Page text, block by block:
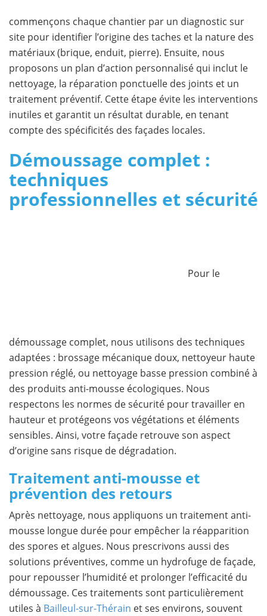
commençons chaque chantier par un diagnostic sur
site pour identifier l’origine des taches et la nature des
matériaux (brique, enduit, pierre). Ensuite, nous
proposons un plan d’action personnalisé qui inclut le
nettoyage, la réparation ponctuelle des joints et un
traitement préventif. Cette étape évite les interventions
inutiles et garantit un résultat durable, en tenant
compte des spécificités des façades locales.
Démoussage complet :
techniques
professionnelles et sécurité
Pour le
démoussage complet, nous utilisons des techniques
adaptées : brossage mécanique doux, nettoyeur haute
pression réglé, ou nettoyage basse pression combiné à
des produits anti-mousse écologiques. Nous
respectons les normes de sécurité pour travailler en
hauteur et protégeons vos végétations et éléments
sensibles. Ainsi, votre façade retrouve son aspect
d’origine sans risque de dégradation.
Traitement anti-mousse et
prévention des retours
Après nettoyage, nous appliquons un traitement anti-
mousse longue durée pour empêcher la réapparition
des spores et algues. Nous prescrivons aussi des
solutions préventives, comme un hydrofuge de façade,
pour repousser l’humidité et prolonger l’efficacité du
démoussage. Ces traitements sont particulièrement
utiles à Bailleul-sur-Thérain et ses environs, souvent